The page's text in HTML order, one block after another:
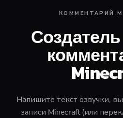
КОММЕНТАРИЙ
Напишите текст озвучки,
записи Minecraft (или